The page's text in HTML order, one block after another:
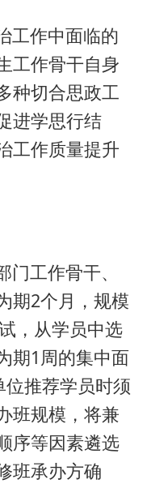
工作中面临的
工作骨干自身
种切合思政工
进学思行结
工作质量提升
工作骨干、
期2个月，规模
，从学员中选
期1周的集中面
推荐学员时须
班规模，将兼
序等因素遴选
班承办方确